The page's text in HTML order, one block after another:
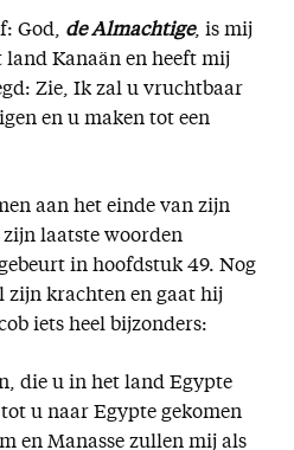
God, de Almachtige, is mij
land Kanaän en heeft mij
Zie, Ik zal u vruchtbaar
en u maken tot een
aan het einde van zijn
laatste woorden
in hoofdstuk 49. Nog
zijn krachten en gaat hij
iets heel bijzonders:
die u in het land Egypte
u naar Egypte gekomen
en Manasse zullen mij als